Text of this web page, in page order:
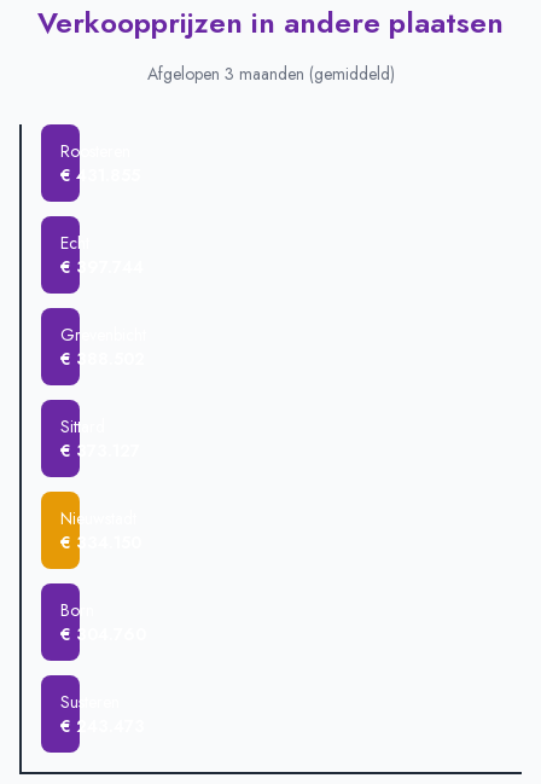
Verkoopprijzen in andere plaatsen
Afgelopen 3 maanden (gemiddeld)
Roosteren
€ 431.855
Echt
€ 397.744
Grevenbicht
€ 388.502
Sittard
€ 373.127
Nieuwstadt
€ 334.150
Born
€ 304.760
Susteren
€ 243.473